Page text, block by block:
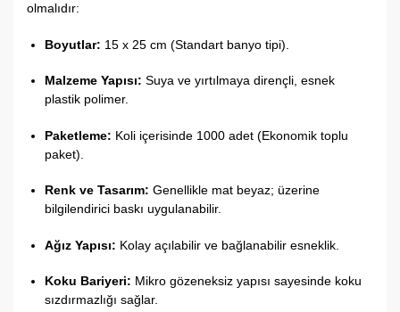
olmalıdır:
Boyutlar: 15 x 25 cm (Standart banyo tipi).
Malzeme Yapısı: Suya ve yırtılmaya dirençli, esnek
plastik polimer.
Paketleme: Koli içerisinde 1000 adet (Ekonomik toplu
paket).
Renk ve Tasarım: Genellikle mat beyaz; üzerine
bilgilendirici baskı uygulanabilir.
Ağız Yapısı: Kolay açılabilir ve bağlanabilir esneklik.
Koku Bariyeri: Mikro gözeneksiz yapısı sayesinde koku
sızdırmazlığı sağlar.